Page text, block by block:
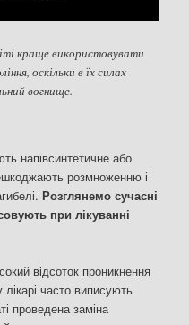
краще використовувати
оскільки в їх силах
вогнище.
напівсинтетичне або
розмноженню і
Розглянемо сучасні
при лікуванні
відсоток проникнення
часто виписують
проведена заміна